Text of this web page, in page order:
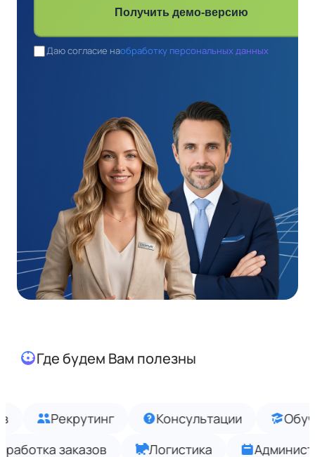
Получить демо-версию
Даю согласие наобработку персональных данных
Где будем Вам полезны
Рекрутинг Консультации
Обучение
Обработка заказов
Логистика